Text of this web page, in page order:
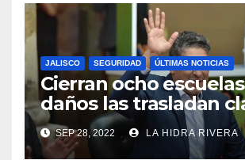
JALISCO SEGURIDAD ÚLTIMAS NOTICIAS
Cierran ocho
daños las trasladan
sedes alternas.
SEP 28, 2022 LA HIDRA RIVERA